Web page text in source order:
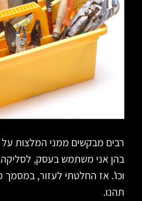
רבים מבקשים ממני המלצות
בהן אני משתמש בעסק, לסליקה,
וכו'. אז החלטתי לעזור,
תהנו.